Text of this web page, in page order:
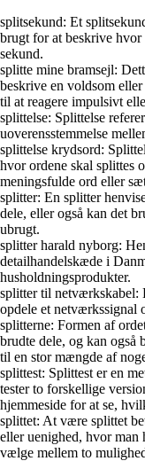
splitsekund: Et
brugt for at beskrive
sekund.
splitte mine bramsejl:
beskrive en voldsom
til at reagere impulsivt
splittelse: Splittelse
uoverensstemmelse
splittelse krydsord:
hvor ordene skal splittes
meningsfulde ord eller
splitter: En splitter
dele, eller også kan det
ubrugt.
splitter harald nyborg:
detailhandelskæde i
husholdningsprodukter.
splitter til netværkskabel:
opdele et netværkssignal
splitterne: Formen af
brudte dele, og kan også
til en stor mængde af
splittest: Splittest er en
tester to forskellige
hjemmeside for at se,
splittet: At være splittet
eller uenighed, hvor
vælge mellem to